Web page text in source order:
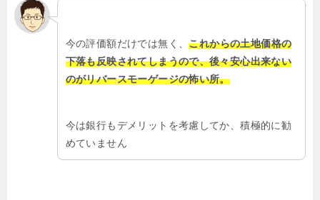
今の評価額だけでは無く、これからの土地価格の
下落も反映されてしまうので、後々安心出来ない
のがリバースモーゲージの怖い所。
今は銀行もデメリットを考慮してか、積極的に勧
めていません